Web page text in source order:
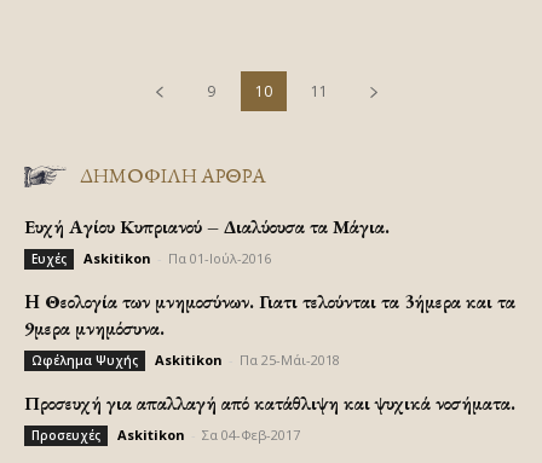
9 10 11
ΔΗΜΟΦΙΛΗ ΑΡΘΡΑ
Ευχή Αγίου Κυπριανού – Διαλύουσα τα Μάγια.
Ευχές Askitikon Πα 01-Ιούλ-2016
H Θεολογία των μνημοσύνων. Γιατι τελούνται τα 3ήμερα και τα
9μερα μνημόσυνα.
Ωφέλημα Ψυχής Askitikon Πα 25-Μάι-2018
Προσευχή για απαλλαγή από κατάθλιψη και ψυχικά νοσήματα.
Προσευχές Askitikon Σα 04-Φεβ-2017